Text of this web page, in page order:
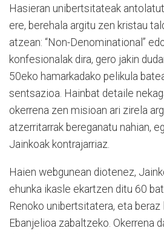
Hasieran unibertsitateak
ere, berehala argitu zen kristau
atzean: “Non-Denominational”
konfesionalak dira, gero jakin
50eko hamarkadako pelikula
sentsazioa. Hainbat detaile
okerrena zen misioan ari zirela
atzerritarrak bereganatu nahian,
Jainkoak kontrajarriaz.
Haien webgunean diotenez,
ehunka ikasle ekartzen ditu 60
Renoko unibertsitatera, eta
Ebanjelioa zabaltzeko. Okerrena